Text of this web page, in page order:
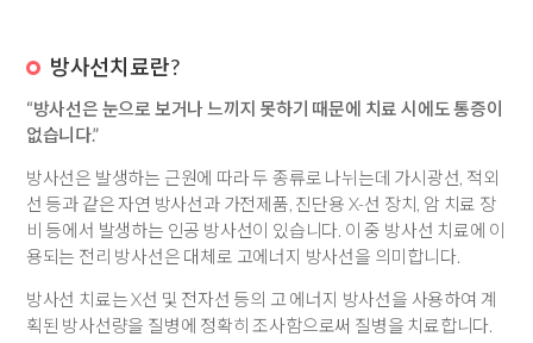
방사선치료란?
“방사선은 눈으로 보거나 느끼지 못하기 때문에 치료 시에도 통증이
없습니다.”
방사선은 발생하는 근원에 따라 두 종류로 나뉘는데 가시광선, 적외
선 등과 같은 자연 방사선과 가전제품, 진단용 X-선 장치, 암 치료 장
비 등에서 발생하는 인공 방사선이 있습니다. 이 중 방사선 치료에 이
용되는 전리 방사선은 대체로 고에너지 방사선을 의미합니다.
방사선 치료는 X선 및 전자선 등의 고 에너지 방사선을 사용하여 계
획된 방사선량을 질병에 정확히 조사함으로써 질병을 치료합니다.